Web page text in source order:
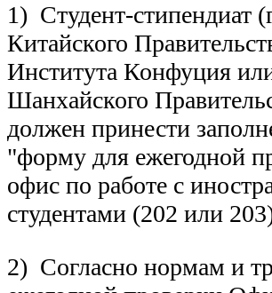
1) Студент-стипендиат
Китайского
Института Конфуция
Шанхайского
должен принести
"форму для ежегодной
офис по работе с
студентами (202 или
2) Согласно нормам и